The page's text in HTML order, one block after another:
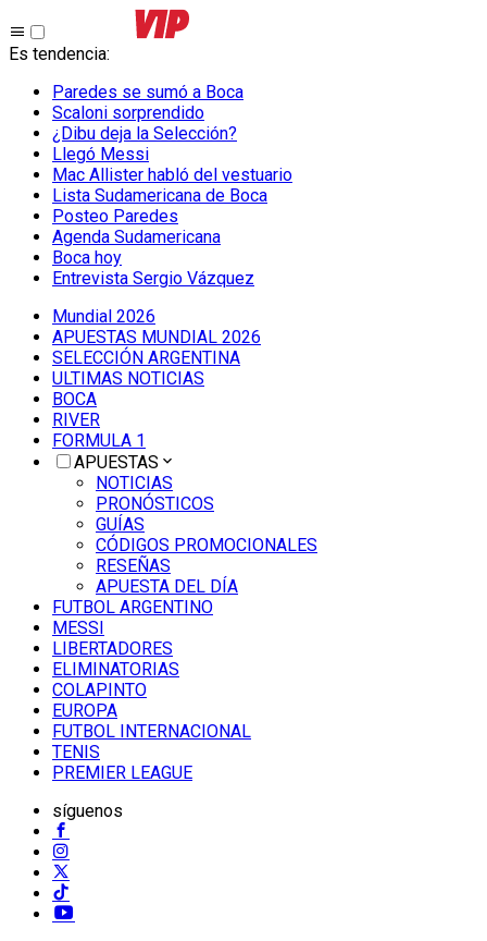
Es tendencia:
Paredes se sumó a Boca
Scaloni sorprendido
¿Dibu deja la Selección?
Llegó Messi
Mac Allister habló del vestuario
Lista Sudamericana de Boca
Posteo Paredes
Agenda Sudamericana
Boca hoy
Entrevista Sergio Vázquez
Mundial 2026
APUESTAS MUNDIAL 2026
SELECCIÓN ARGENTINA
ULTIMAS NOTICIAS
BOCA
RIVER
FORMULA 1
APUESTAS
NOTICIAS
PRONÓSTICOS
GUÍAS
CÓDIGOS PROMOCIONALES
RESEÑAS
APUESTA DEL DÍA
FUTBOL ARGENTINO
MESSI
LIBERTADORES
ELIMINATORIAS
COLAPINTO
EUROPA
FUTBOL INTERNACIONAL
TENIS
PREMIER LEAGUE
síguenos